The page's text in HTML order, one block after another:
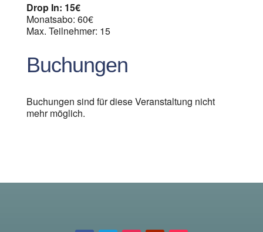
Drop In: 15€
Monatsabo: 60€
Max. Teilnehmer: 15
Buchungen
Buchungen sind für diese Veranstaltung nicht
mehr möglich.